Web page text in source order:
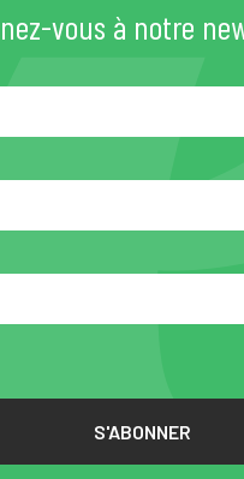
vous à notre
S'ABONNER